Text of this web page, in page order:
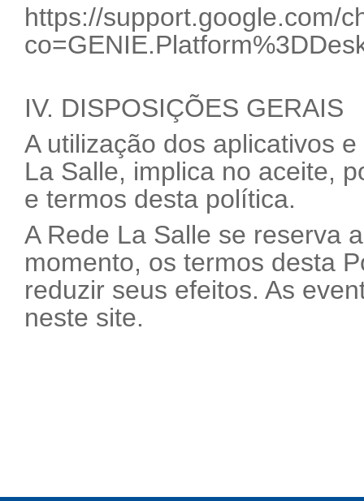
https://support.google.com/
IV. DISPOSIÇÕES GERAIS
A utilização dos aplicativos
La Salle, implica no aceite,
e termos desta política.
A Rede La Salle se reserva
momento, os termos desta
reduzir seus efeitos. As
neste site.